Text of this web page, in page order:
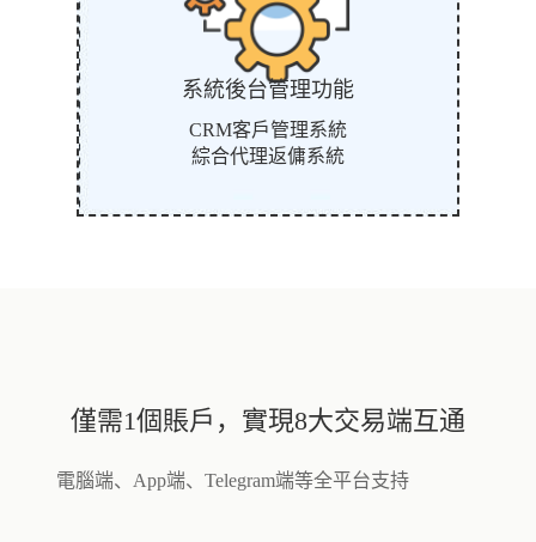
系統後台管理功能
CRM客戶管理系統
綜合代理返傭系統
僅需1個賬戶，實現8大交易端互通
電腦端、App端、Telegram端等全平台支持